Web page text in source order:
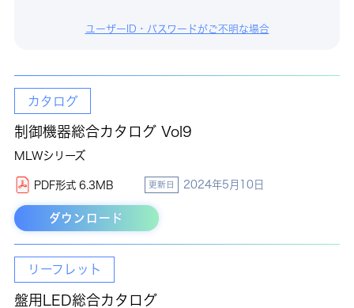
ユーザーID・パスワードがご不明な場合
カタログ
制御機器総合カタログ Vol9
MLWシリーズ
PDF形式 6.3MB 更新日 2024年5月10日
ダウンロード
リーフレット
盤用LED総合カタログ